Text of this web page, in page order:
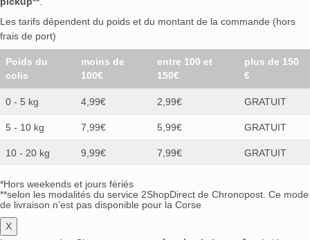
Les tarifs dépendent du poids et du montant de la commande (hors
frais de port)
Poids du
colis
moins de
100€
entre 100 et
150€
plus de 150
€
0 - 5 kg 4,99€ 2,99€ GRATUIT
5 - 10 kg 7,99€ 5,99€ GRATUIT
10 - 20 kg 9,99€ 7,99€ GRATUIT
*Hors weekends et jours fériés
**selon les modalités du service 2ShopDirect de Chronopost. Ce mode
de livraison n’est pas disponible pour la Corse
X